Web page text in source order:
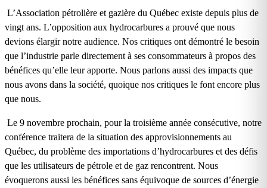
L’Association pétrolière et gazière du Québec existe depuis plus de
vingt ans. L’opposition aux hydrocarbures a prouvé que nous
devions élargir notre audience. Nos critiques ont démontré le besoin
que l’industrie parle directement à ses consommateurs à propos des
bénéfices qu’elle leur apporte. Nous parlons aussi des impacts que
nous avons dans la société, quoique nos critiques le font encore plus
que nous.
Le 9 novembre prochain, pour la troisième année consécutive, notre
conférence traitera de la situation des approvisionnements au
Québec, du problème des importations d’hydrocarbures et des défis
que les utilisateurs de pétrole et de gaz rencontrent. Nous
évoquerons aussi les bénéfices sans équivoque de sources d’énergie